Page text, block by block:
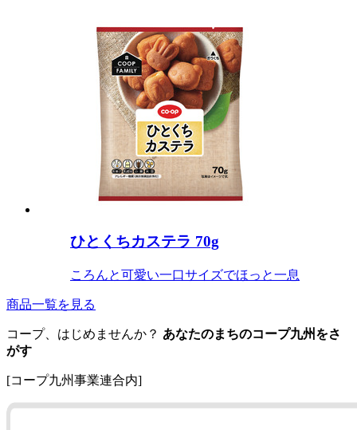
ひとくちカステラ 70g
ころんと可愛い一口サイズでほっと一息
商品一覧を見る
コープ、はじめませんか？ あなたのまちのコープ九州をさ
がす
[コープ九州事業連合内]